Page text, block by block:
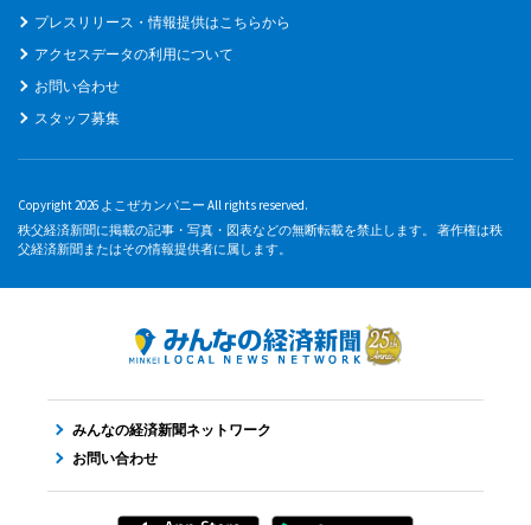
プレスリリース・情報提供はこちらから
アクセスデータの利用について
お問い合わせ
スタッフ募集
Copyright 2026 よこぜカンパニー All rights reserved.
秩父経済新聞に掲載の記事・写真・図表などの無断転載を禁止します。 著作権は秩
父経済新聞またはその情報提供者に属します。
みんなの経済新聞ネットワーク
お問い合わせ